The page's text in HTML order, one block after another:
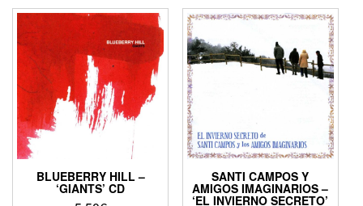
BLUEBERRY HILL –
‘GIANTS’ CD
SANTI CAMPOS Y
AMIGOS IMAGINARIOS –
‘EL INVIERNO SECRETO’